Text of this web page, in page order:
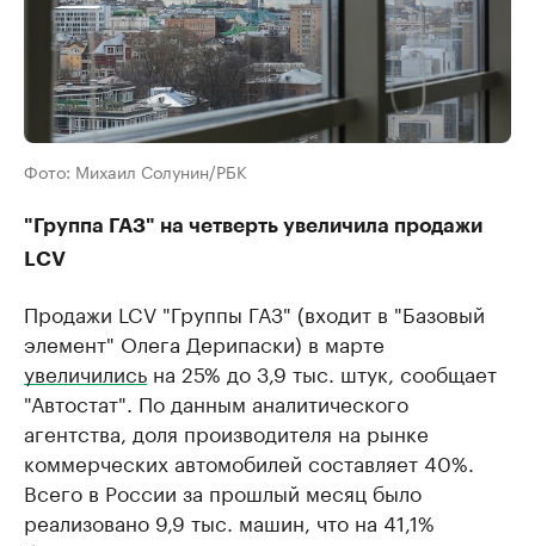
Фото: Михаил Солунин/РБК
"Группа ГАЗ" на четверть увеличила продажи
LCV
Продажи LCV "Группы ГАЗ" (входит в "Базовый
элемент" Олега Дерипаски) в марте
увеличились на 25% до 3,9 тыс. штук, сообщает
"Автостат". По данным аналитического
агентства, доля производителя на рынке
коммерческих автомобилей составляет 40%.
Всего в России за прошлый месяц было
реализовано 9,9 тыс. машин, что на 41,1%